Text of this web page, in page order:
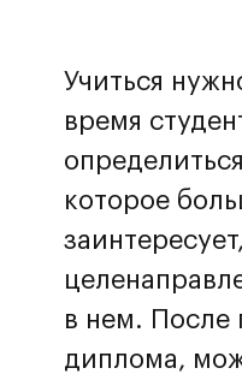
Учиться
время
которое
в нем. После
диплома,